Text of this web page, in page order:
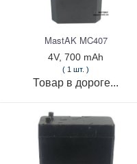
MastAK MC407
4V, 700 mAh
( 1 шт. )
Товар в дороге...